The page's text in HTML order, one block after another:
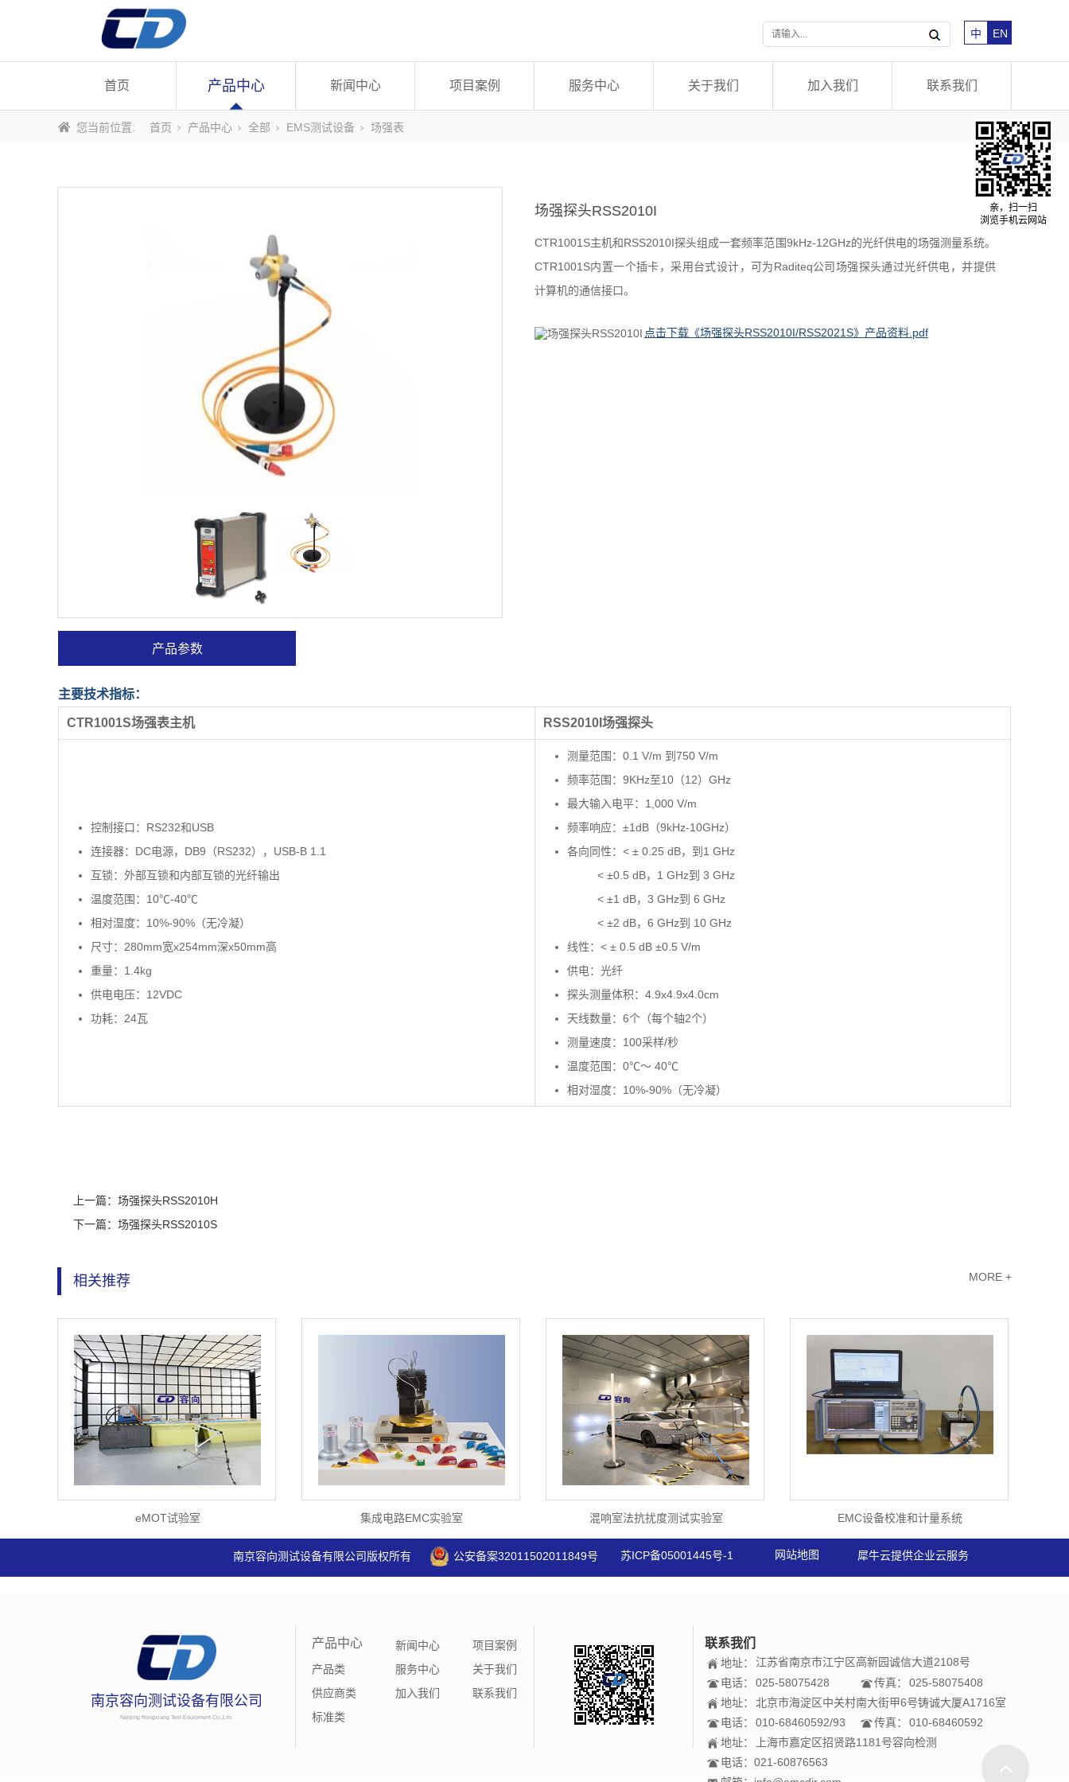
中 EN
首页 产品中心 新闻中心 项目案例 服务中心 关于我们 加入我们 联系我们
English
您当前位置: 首页 产品中心 全部 EMS测试设备 场强表
场强探头RSS2010I
CTR1001S主机和RSS2010I探头组成一套频率范围9kHz-12GHz的光纤供电的场强测量系统。
CTR1001S内置一个插卡，采用台式设计，可为Raditeq公司场强探头通过光纤供电，并提供
计算机的通信接口。
点击下载《场强探头RSS2010I/RSS2021S》产品资料.pdf
产品参数
主要技术指标：
CTR1001S场强表主机 RSS2010I场强探头
控制接口：RS232和USB
连接器：DC电源，DB9（RS232），USB-B 1.1
互锁：外部互锁和内部互锁的光纤输出
温度范围：10℃-40℃
相对湿度：10%-90%（无冷凝）
尺寸：280mm宽x254mm深x50mm高
重量：1.4kg
供电电压：12VDC
功耗：24瓦
测量范围：0.1 V/m 到750 V/m
频率范围：9KHz至10（12）GHz
最大输入电平：1,000 V/m
频率响应：±1dB（9kHz-10GHz）
各向同性：< ± 0.25 dB，到1 GHz
< ±0.5 dB，1 GHz到 3 GHz
< ±1 dB，3 GHz到 6 GHz
< ±2 dB，6 GHz到 10 GHz
线性：< ± 0.5 dB ±0.5 V/m
供电：光纤
探头测量体积：4.9x4.9x4.0cm
天线数量：6个（每个轴2个）
测量速度：100采样/秒
温度范围：0℃～ 40℃
相对湿度：10%-90%（无冷凝）
上一篇： 场强探头RSS2010H
下一篇： 场强探头RSS2010S
相关推荐 MORE +
eMOT试验室 集成电路EMC实验室 混响室法抗扰度测试实验室 EMC设备校准和计量系统
南京容向测试设备有限公司版权所有 公安备案32011502011849号 网站地图 犀牛云提供企业云服务
苏ICP备05001445号-1
南京容向测试设备有限公司
Nanjing Rongxiang Test Equipment Cᴏ.,Lᴛᴅ.
产品中心
产品类
供应商类
标准类
新闻中心
项目案例
服务中心
关于我们
加入我们
联系我们
联系我们
地址：
江苏省南京市江宁区高新园诚信大道2108号
电话：
025-58075428 传真：
025-58075408
地址：
北京市海淀区中关村南大街甲6号铸诚大厦A1716室
电话：
010-68460592/93 传真：
010-68460592
地址：
上海市嘉定区招贤路1181号容向检测
电话： 021-60876563
亲，扫一扫
浏览手机云网站